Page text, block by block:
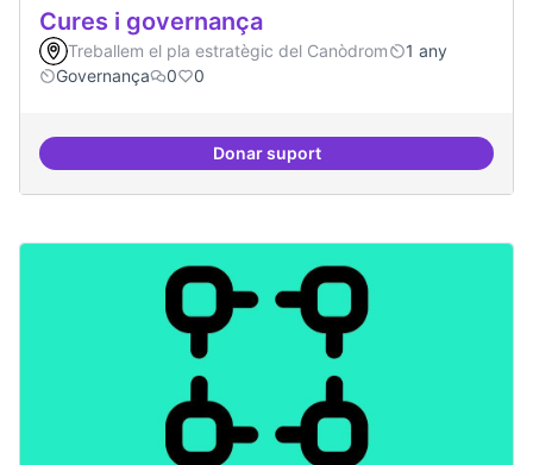
Cures i governança
Treballem el pla estratègic del Canòdrom
1 any
Governança
0 0
Donar suportCures i governança